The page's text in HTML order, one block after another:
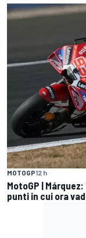
MOTOGP12 h
MotoGP |
punti in cui ora